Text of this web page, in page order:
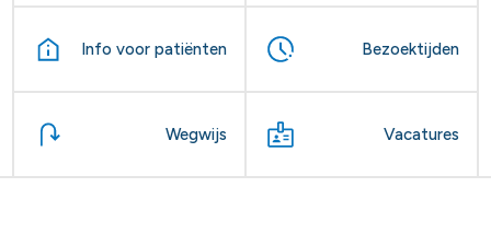
Info voor patiënten Bezoektijden
Wegwijs Vacatures